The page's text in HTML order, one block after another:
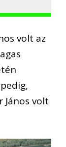
volt az
János volt